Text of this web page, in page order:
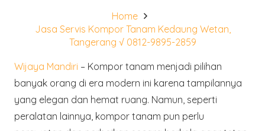
Home
Jasa Servis Kompor Tanam Kedaung Wetan,
Tangerang √ 0812-9895-2859
Wijaya Mandiri – Kompor tanam menjadi pilihan
banyak orang di era modern ini karena tampilannya
yang elegan dan hemat ruang. Namun, seperti
peralatan lainnya, kompor tanam pun perlu